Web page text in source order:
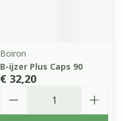
Boiron
B-ijzer Plus Caps 90
€ 32,20